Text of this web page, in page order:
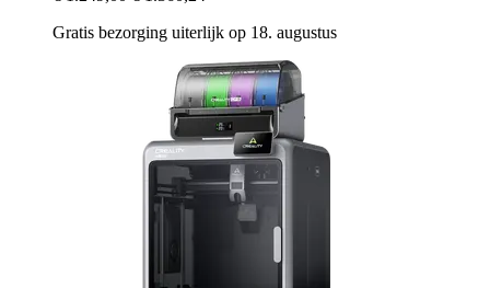
Gratis bezorging uiterlijk op 18. augustus